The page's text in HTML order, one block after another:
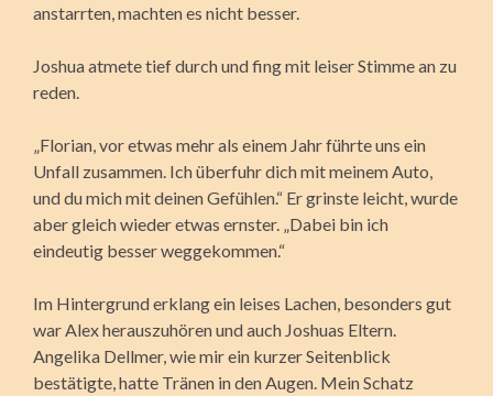
anstarrten, machten es nicht besser.
Joshua atmete tief durch und fing mit leiser Stimme an zu
reden.
„Florian, vor etwas mehr als einem Jahr führte uns ein
Unfall zusammen. Ich überfuhr dich mit meinem Auto,
und du mich mit deinen Gefühlen.“ Er grinste leicht, wurde
aber gleich wieder etwas ernster. „Dabei bin ich
eindeutig besser weggekommen.“
Im Hintergrund erklang ein leises Lachen, besonders gut
war Alex herauszuhören und auch Joshuas Eltern.
Angelika Dellmer, wie mir ein kurzer Seitenblick
bestätigte, hatte Tränen in den Augen. Mein Schatz